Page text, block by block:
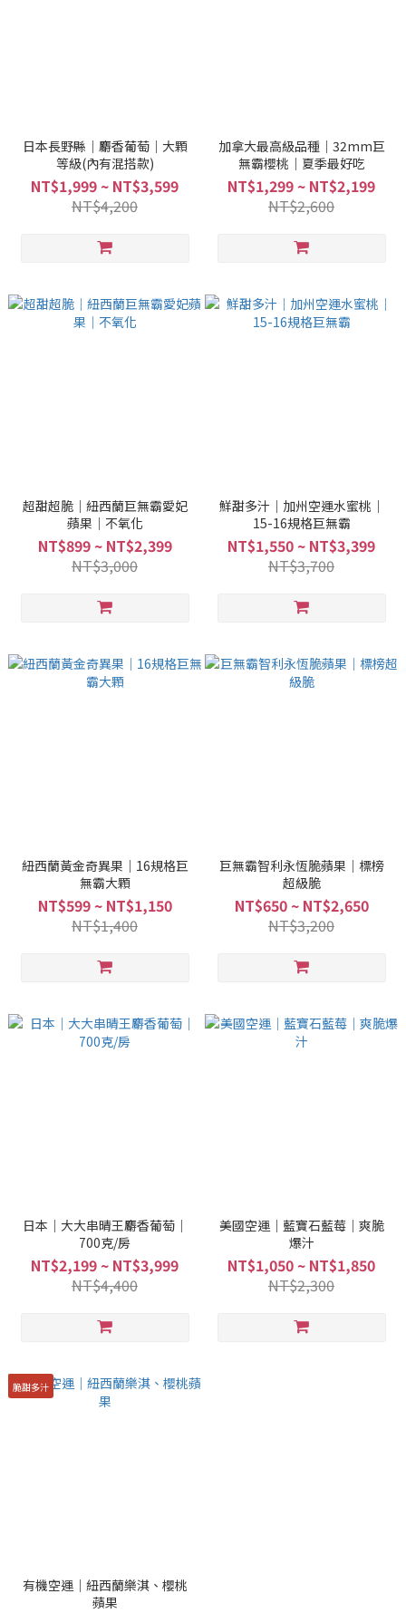
日本長野縣｜麝香葡萄｜大顆
等級(內有混搭款)
NT$1,999 ~ NT$3,599
NT$4,200
加拿大最高級品種｜32mm巨
無霸櫻桃｜夏季最好吃
NT$1,299 ~ NT$2,199
NT$2,600
超甜超脆｜紐西蘭巨無霸愛妃
蘋果｜不氧化
NT$899 ~ NT$2,399
NT$3,000
鮮甜多汁｜加州空運水蜜桃｜
15-16規格巨無霸
NT$1,550 ~ NT$3,399
NT$3,700
紐西蘭黃金奇異果｜16規格巨
無霸大顆
NT$599 ~ NT$1,150
NT$1,400
巨無霸智利永恆脆蘋果｜標榜
超級脆
NT$650 ~ NT$2,650
NT$3,200
日本｜大大串晴王麝香葡萄｜
700克/房
NT$2,199 ~ NT$3,999
NT$4,400
美國空運｜藍寶石藍莓｜爽脆
爆汁
NT$1,050 ~ NT$1,850
NT$2,300
脆甜多汁
有機空運｜紐西蘭樂淇、櫻桃
蘋果